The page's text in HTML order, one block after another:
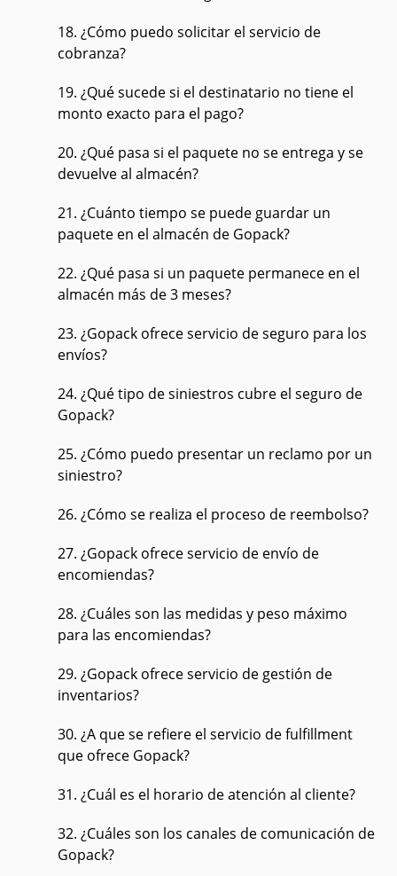
18. ¿Cómo puedo solicitar el servicio de
cobranza?
19. ¿Qué sucede si el destinatario no tiene el
monto exacto para el pago?
20. ¿Qué pasa si el paquete no se entrega y se
devuelve al almacén?
21. ¿Cuánto tiempo se puede guardar un
paquete en el almacén de Gopack?
22. ¿Qué pasa si un paquete permanece en el
almacén más de 3 meses?
23. ¿Gopack ofrece servicio de seguro para los
envíos?
24. ¿Qué tipo de siniestros cubre el seguro de
Gopack?
25. ¿Cómo puedo presentar un reclamo por un
siniestro?
26. ¿Cómo se realiza el proceso de reembolso?
27. ¿Gopack ofrece servicio de envío de
encomiendas?
28. ¿Cuáles son las medidas y peso máximo
para las encomiendas?
29. ¿Gopack ofrece servicio de gestión de
inventarios?
30. ¿A que se refiere el servicio de fulfillment
que ofrece Gopack?
31. ¿Cuál es el horario de atención al cliente?
32. ¿Cuáles son los canales de comunicación de
Gopack?